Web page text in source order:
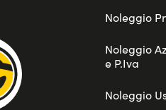
Noleggio
Noleggio
e P.Iva
Noleggio